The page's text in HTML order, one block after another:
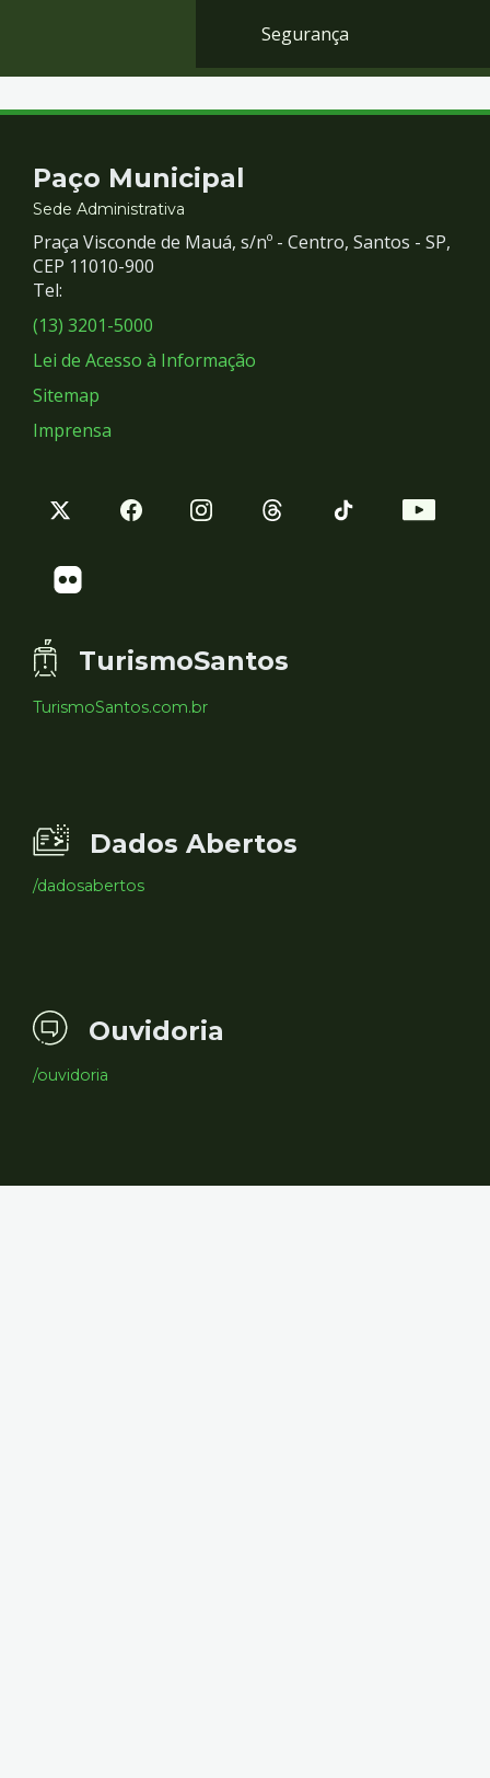
Segurança
Contato
e
Redes
Sociais
Paço Municipal
Sede Administrativa
Praça Visconde de Mauá, s/nº - Centro, Santos - SP,
CEP 11010-900
Tel:
(13) 3201-5000
Lei de Acesso à Informação
Sitemap
Imprensa
TurismoSantos
TurismoSantos.com.br
Dados Abertos
/dadosabertos
Ouvidoria
/ouvidoria